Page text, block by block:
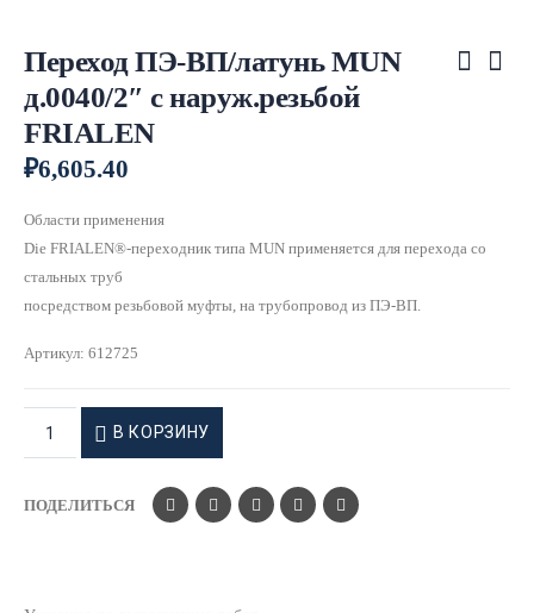
Переход ПЭ-ВП/латунь MUN
д.0040/2″ с наруж.резьбой
FRIALEN
₽6,605.40
Области применения
Die FRIALEN®-переходник типа MUN применяется для перехода со
стальных труб
посредством резьбовой муфты, на трубопровод из ПЭ-ВП.
Артикул: 612725
В КОРЗИНУ
ПОДЕЛИТЬСЯ